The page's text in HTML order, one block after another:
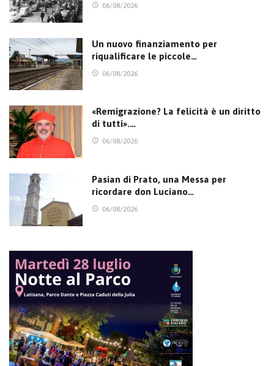
06/08/2026
Un nuovo finanziamento per
riqualificare le piccole…
06/08/2026
«Remigrazione? La felicità è un diritto
di tutti».…
06/08/2026
Pasian di Prato, una Messa per
ricordare don Luciano…
06/08/2026